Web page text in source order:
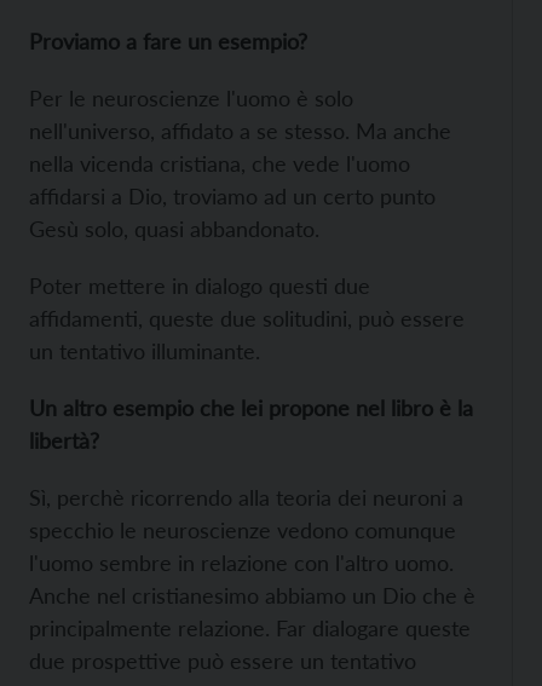
Proviamo a fare un esempio?
Per le neuroscienze l'uomo è solo
nell'universo, affidato a se stesso. Ma anche
nella vicenda cristiana, che vede l'uomo
affidarsi a Dio, troviamo ad un certo punto
Gesù solo, quasi abbandonato.
Poter mettere in dialogo questi due
affidamenti, queste due solitudini, può essere
un tentativo illuminante.
Un altro esempio che lei propone nel libro è la
libertà?
Sì, perchè ricorrendo alla teoria dei neuroni a
specchio le neuroscienze vedono comunque
l'uomo sembre in relazione con l'altro uomo.
Anche nel cristianesimo abbiamo un Dio che è
principalmente relazione. Far dialogare queste
due prospettive può essere un tentativo